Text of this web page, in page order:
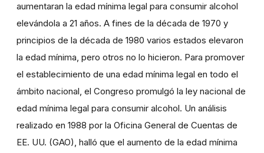
aumentaran la edad mínima legal para consumir alcohol
elevándola a 21 años. A fines de la década de 1970 y
principios de la década de 1980 varios estados elevaron
la edad mínima, pero otros no lo hicieron. Para promover
el establecimiento de una edad mínima legal en todo el
ámbito nacional, el Congreso promulgó la ley nacional de
edad mínima legal para consumir alcohol. Un análisis
realizado en 1988 por la Oficina General de Cuentas de
EE. UU. (GAO), halló que el aumento de la edad mínima